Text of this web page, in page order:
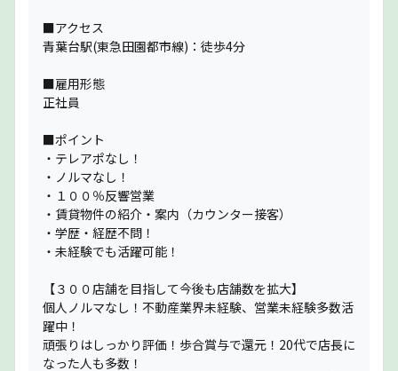
■アクセス
青葉台駅(東急田園都市線)：徒歩4分
■雇用形態
正社員
■ポイント
・テレアポなし！
・ノルマなし！
・１００％反響営業
・賃貸物件の紹介・案内（カウンター接客）
・学歴・経歴不問！
・未経験でも活躍可能！
【３００店舗を目指して今後も店舗数を拡大】
個人ノルマなし！不動産業界未経験、営業未経験多数活
躍中！
頑張りはしっかり評価！歩合賞与で還元！20代で店長に
なった人も多数！